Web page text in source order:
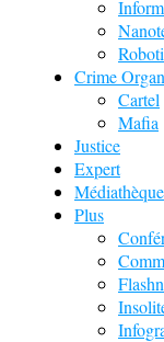
Crime
Cartel
Mafia
Justice
Expert
Médiathèque
Plus